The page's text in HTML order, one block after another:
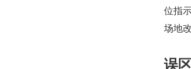
位指
场地
误